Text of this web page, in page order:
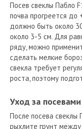
Посев свеклы Пабло
почва прогреется до
должно быть около
около 3-5 см. Для
ряду, можно
сделать мелкие
свекла требует
роста, поэтому
Уход за
После посева свеклы
рыхлите грунт